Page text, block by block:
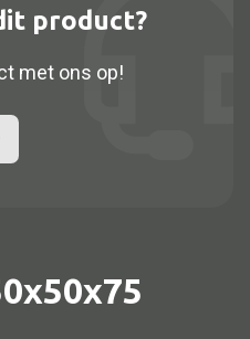
product?
met ons op!